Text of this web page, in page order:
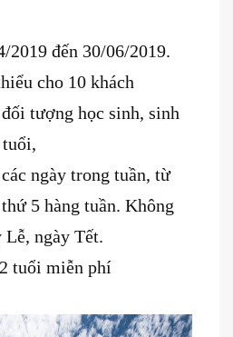
đến 30/06/2019.
cho 10 khách
tượng học sinh, sinh
ngày trong tuần, từ
5 hàng tuần. Không
Lễ, ngày Tết.
tuổi miễn phí